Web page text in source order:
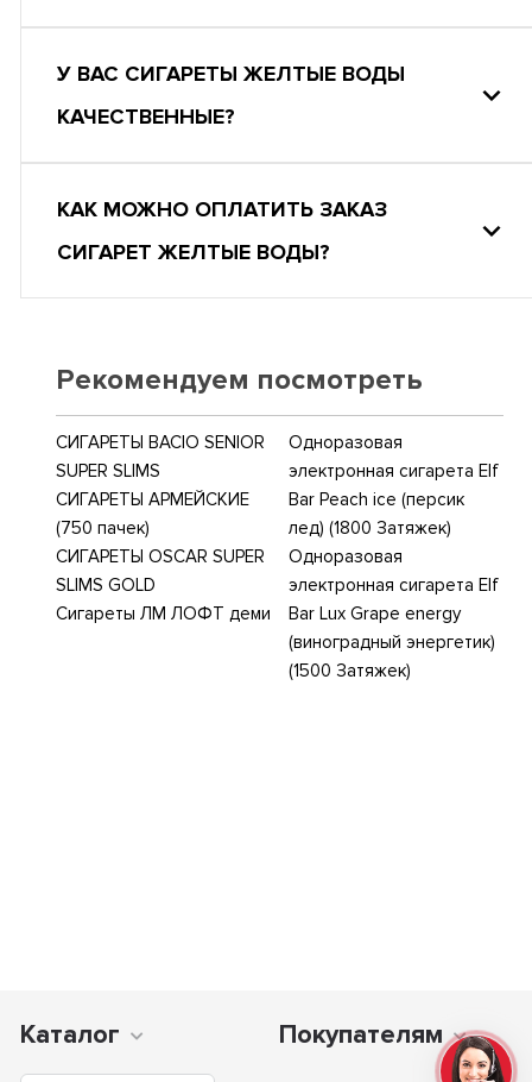
У ВАС СИГАРЕТЫ ЖЕЛТЫЕ ВОДЫ
КАЧЕСТВЕННЫЕ?
КАК МОЖНО ОПЛАТИТЬ ЗАКАЗ
СИГАРЕТ ЖЕЛТЫЕ ВОДЫ?
Рекомендуем посмотреть
СИГАРЕТЫ BACIO SENIOR
SUPER SLIMS
СИГАРЕТЫ АРМЕЙСКИЕ
(750 пачек)
СИГАРЕТЫ OSCAR SUPER
SLIMS GOLD
Сигареты ЛМ ЛОФТ деми
Одноразовая
электронная сигарета Elf
Bar Peach ice (персик
лед) (1800 Затяжек)
Одноразовая
электронная сигарета Elf
Bar Lux Grape energy
(виноградный энергетик)
(1500 Затяжек)
Каталог Покупателям